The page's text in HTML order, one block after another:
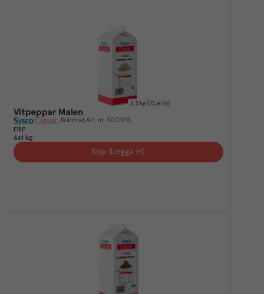
4.5 kg CO₂e/kg
Vitpeppar Malen
Kolonial Art.nr. 900120
FRP
6x1 kg
Köp (Logga in)